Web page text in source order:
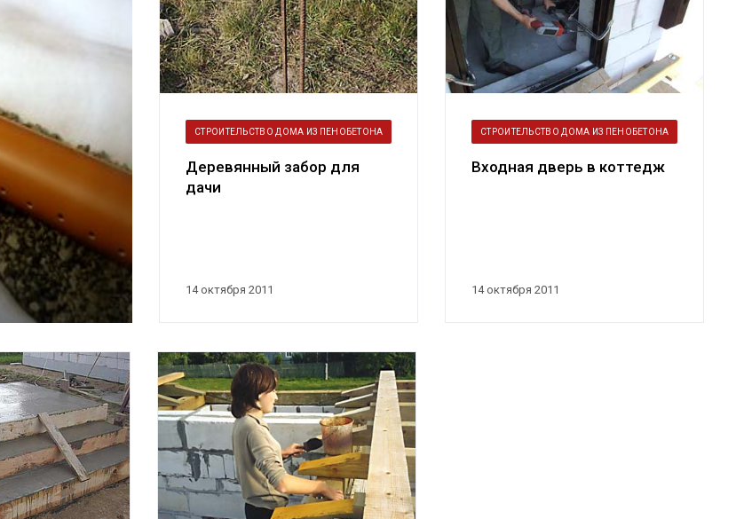
14 октября 2011
СТРОИТЕЛЬСТВО ДОМА ИЗ ПЕНОБЕТОНА
Деревянный забор для
дачи
14 октября 2011
СТРОИТЕЛЬСТВО ДОМА ИЗ ПЕНОБЕТОНА
Входная дверь в коттедж